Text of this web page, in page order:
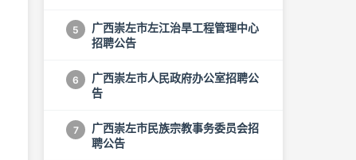
5
广西崇左市左江治旱工程管理中心
招聘公告
6
广西崇左市人民政府办公室招聘公
告
7
广西崇左市民族宗教事务委员会招
聘公告